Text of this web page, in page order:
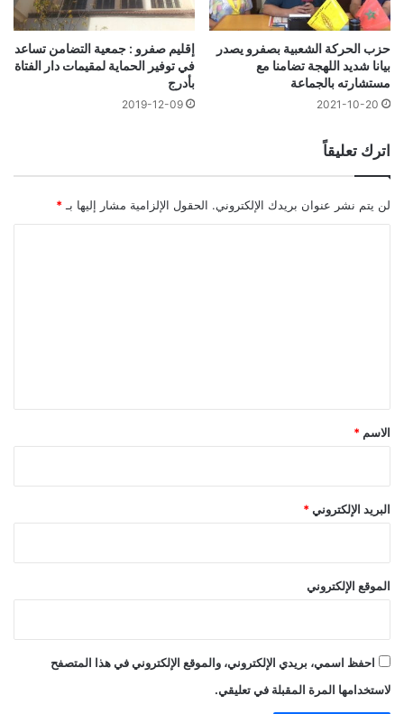
حزب الحركة الشعبية بصفرو يصدر
بيانا شديد اللهجة تضامنا مع
مستشارته بالجماعة
2021-10-20
إقليم صفرو : جمعية التضامن تساعد
في توفير الحماية لمقيمات دار الفتاة
بأدرج
2019-12-09
اترك تعليقاً
لن يتم نشر عنوان بريدك الإلكتروني. الحقول الإلزامية مشار إليها بـ *
*
الاسم *
البريد الإلكتروني *
الموقع الإلكتروني
احفظ اسمي، بريدي الإلكتروني، والموقع الإلكتروني في هذا المتصفح
لاستخدامها المرة المقبلة في تعليقي.